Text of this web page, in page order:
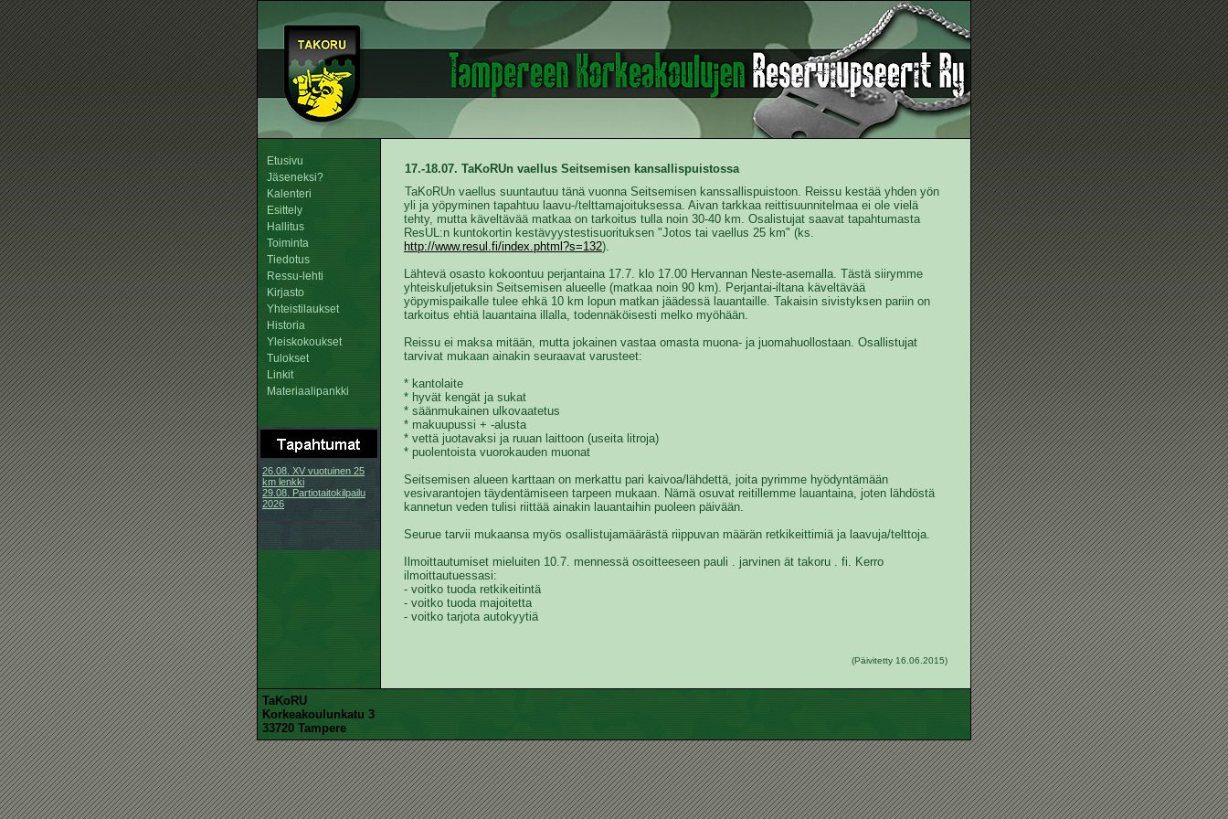
Etusivu
Jäseneksi?
Kalenteri
Esittely
Hallitus
Toiminta
Tiedotus
Ressu-lehti
Kirjasto
Yhteistilaukset
Historia
Yleiskokoukset
Tulokset
Linkit
Materiaalipankki
26.08. XV vuotuinen 25
km lenkki
29.08. Partiotaitokilpailu
2026
17.-18.07. TaKoRUn vaellus Seitsemisen kansallispuistossa
TaKoRUn vaellus suuntautuu tänä vuonna Seitsemisen kanssallispuistoon. Reissu kestää yhden yön
yli ja yöpyminen tapahtuu laavu-/telttamajoituksessa. Aivan tarkkaa reittisuunnitelmaa ei ole vielä
tehty, mutta käveltävää matkaa on tarkoitus tulla noin 30-40 km. Osalistujat saavat tapahtumasta
ResUL:n kuntokortin kestävyystestisuorituksen "Jotos tai vaellus 25 km" (ks.
http://www.resul.fi/index.phtml?s=132).
Lähtevä osasto kokoontuu perjantaina 17.7. klo 17.00 Hervannan Neste-asemalla. Tästä siirymme
yhteiskuljetuksin Seitsemisen alueelle (matkaa noin 90 km). Perjantai-iltana käveltävää
yöpymispaikalle tulee ehkä 10 km lopun matkan jäädessä lauantaille. Takaisin sivistyksen pariin on
tarkoitus ehtiä lauantaina illalla, todennäköisesti melko myöhään.
Reissu ei maksa mitään, mutta jokainen vastaa omasta muona- ja juomahuollostaan. Osallistujat
tarvivat mukaan ainakin seuraavat varusteet:
* kantolaite
* hyvät kengät ja sukat
* säänmukainen ulkovaatetus
* makuupussi + -alusta
* vettä juotavaksi ja ruuan laittoon (useita litroja)
* puolentoista vuorokauden muonat
Seitsemisen alueen karttaan on merkattu pari kaivoa/lähdettä, joita pyrimme hyödyntämään
vesivarantojen täydentämiseen tarpeen mukaan. Nämä osuvat reitillemme lauantaina, joten lähdöstä
kannetun veden tulisi riittää ainakin lauantaihin puoleen päivään.
Seurue tarvii mukaansa myös osallistujamäärästä riippuvan määrän retkikeittimiä ja laavuja/telttoja.
Ilmoittautumiset mieluiten 10.7. mennessä osoitteeseen pauli . jarvinen ät takoru . fi. Kerro
ilmoittautuessasi:
- voitko tuoda retkikeitintä
- voitko tuoda majoitetta
- voitko tarjota autokyytiä
(Päivitetty 16.06.2015)
TaKoRU
Korkeakoulunkatu 3
33720 Tampere